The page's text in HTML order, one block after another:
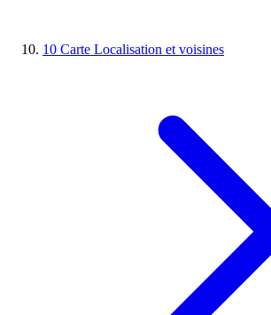
10 Carte Localisation et voisines